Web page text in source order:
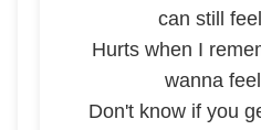
can still
Hurts when I
wanna
Don't know if you